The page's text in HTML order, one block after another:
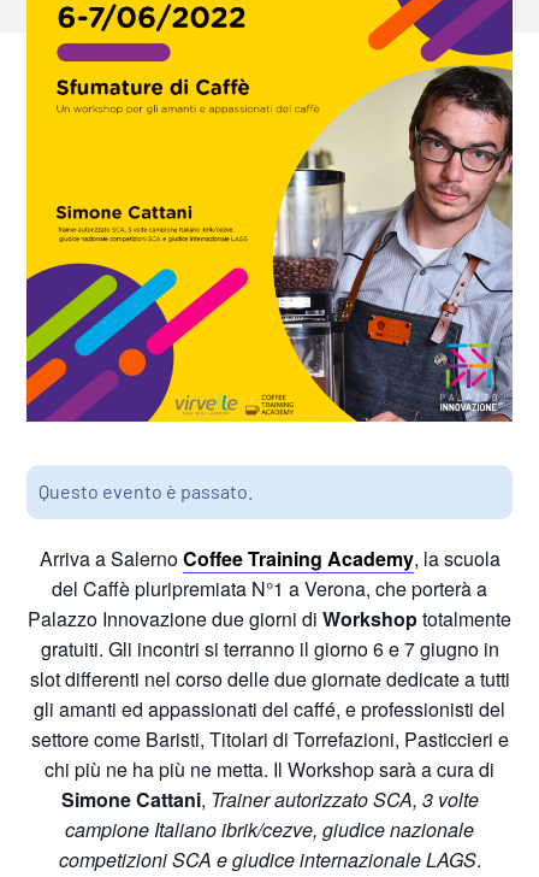
Questo evento è passato.
Arriva a SalernoCoffee Training Academy, la scuola
del Caffè pluripremiata N°1 a Verona, che porterà a
Palazzo Innovazione due giorni di Workshoptotalmente
gratuiti. Gli incontri si terranno il giorno 6 e 7 giugno in
slot differenti nel corso delle due giornate dedicate a tutti
gli amanti ed appassionati del caffé, e professionisti del
settore come Baristi, Titolari di Torrefazioni, Pasticcieri e
chi più ne ha più ne metta. Il Workshop sarà a cura di
Simone Cattani, Trainer autorizzato SCA, 3 volte
campione Italiano ibrik/cezve, giudice nazionale
competizioni SCA e giudice internazionale LAGS.